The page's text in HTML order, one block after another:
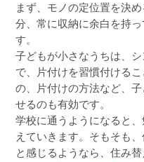
まず、モノの定位置を決
分、常に収納に余白を持
す。
子どもが小さなうちは、
で、片付けを習慣付ける
の、片付けの方法など、
せるのも有効です。
学校に通うようになると
えていきます。そもそも
と感じるようなら、住み